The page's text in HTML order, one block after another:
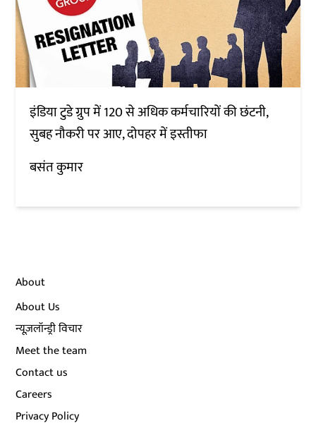
इंडिया टुडे ग्रुप में 120 से अधिक कर्मचारियों की छंटनी,
सुबह नौकरी पर आए, दोपहर में इस्तीफा
बसंत कुमार
About
About Us
न्यूज़लॉन्ड्री विचार
Meet the team
Contact us
Careers
Privacy Policy